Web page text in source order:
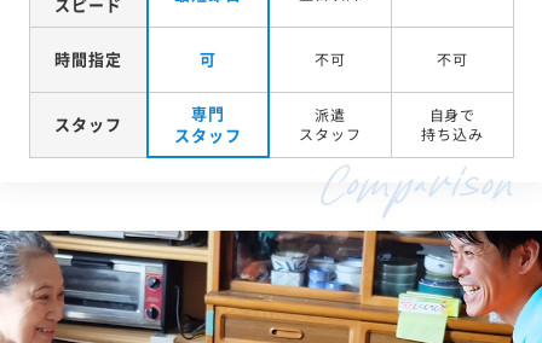
時間指定 可 不可 不可
スタッフ
専門
スタッフ
派遣
スタッフ
自身で
持ち込み